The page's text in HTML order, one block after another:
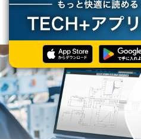
TECH+ テクノロジー
半導体
Nexperia、MOSFETの全動作温度範囲